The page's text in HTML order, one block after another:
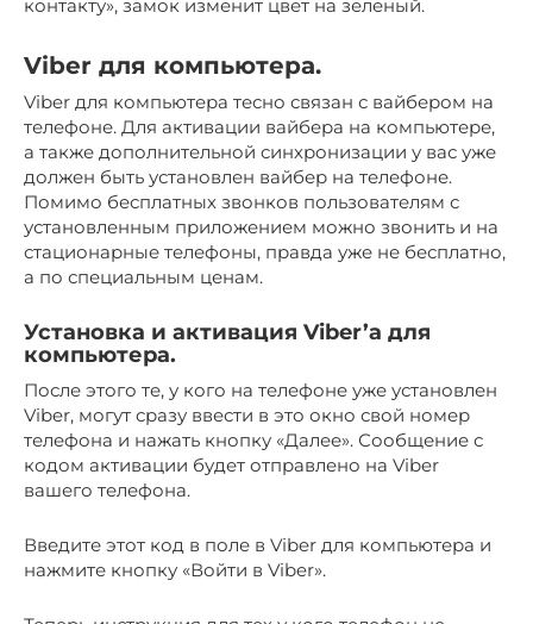
контакту», замок изменит цвет на зеленый.
Viber для компьютера.
Viber для компьютера тесно связан с вайбером на
телефоне. Для активации вайбера на компьютере,
а также дополнительной синхронизации у вас уже
должен быть установлен вайбер на телефоне.
Помимо бесплатных звонков пользователям с
установленным приложением можно звонить и на
стационарные телефоны, правда уже не бесплатно,
а по специальным ценам.
Установка и активация Viber’а для
компьютера.
После этого те, у кого на телефоне уже установлен
Viber, могут сразу ввести в это окно свой номер
телефона и нажать кнопку «Далее». Сообщение с
кодом активации будет отправлено на Viber
вашего телефона.
Введите этот код в поле в Viber для компьютера и
нажмите кнопку «Войти в Viber».